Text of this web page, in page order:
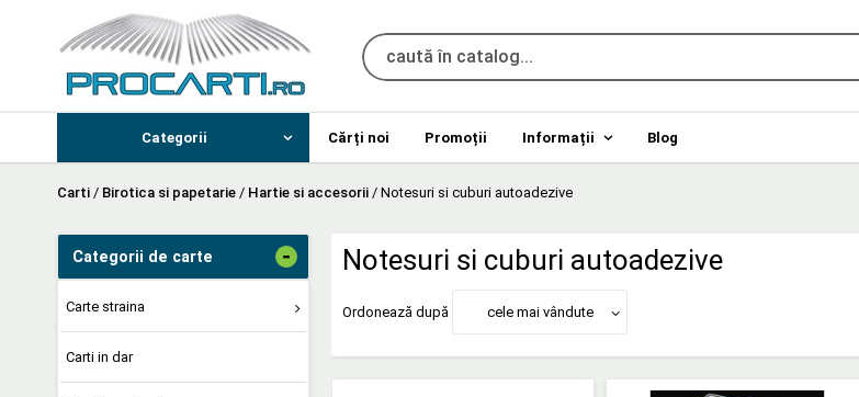
Categorii Cărți noi Promoții Informații Blog
Carti / Birotica si papetarie / Hartie si accesorii / Notesuri si cuburi autoadezive
Categorii de carte -
Carte straina
Carti in dar
Notesuri si cuburi autoadezive
Ordonează după cele mai vândute